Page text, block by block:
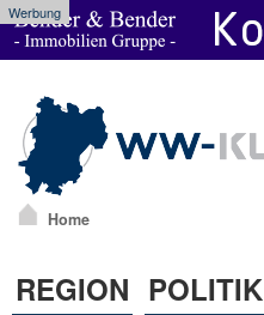
Werbung
Home
REGION POLITIK